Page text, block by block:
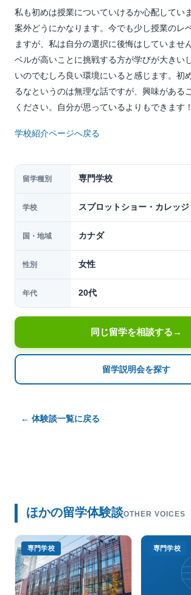
私も初めは授業についていけるか心配してい
案外どうにかなります。今でも少し授業のレ
ますが、私は自分の選択に後悔はしていませ
ベルが高いことに挑戦する方が学びが大きい
いのでむしろ良い環境にいると感じます。初
るなというのは無理な話ですが、興味がある
ください。自分が思っているよりもできます
学校紹介ページへ戻る
留学種別 専門学校
学校 スプロットショー・カレッジ
国・地域 カナダ
性別 女性
年代 20代
同じ留学を相談する →
留学説明会を探す
← 体験談一覧に戻る
ほかの留学体験談OTHER VOICES
専門学校 専門学校